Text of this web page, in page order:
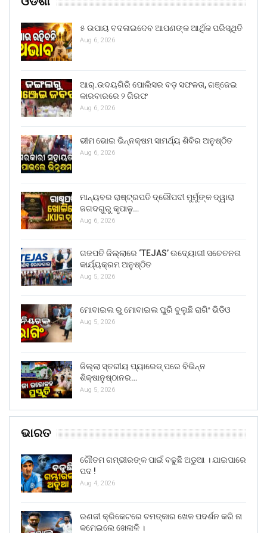
୫ ଉପାୟ ବଦଳାଇଦେବ ଆପଣଙ୍କ ଆର୍ଥିକ ପରିସ୍ଥିତି
Aug 6, 2026
ଆର୍.ଉଦୟଗିରି ପୋଲିସର ବଡ଼ ସଫଳତା, ଗଞ୍ଜେଇ
କାରବାରରେ ୨ ଗିରଫ
Aug 6, 2026
ଭୀମ ଭୋଇ ଭିନ୍ନକ୍ଷମ ସାମର୍ଥ୍ୟ ଶିବିର ଅନୁଷ୍ଠିତ
Aug 6, 2026
ମାନ୍ୟବର ରାଷ୍ଟ୍ରପତି ଦ୍ରୌପଦୀ ମୁର୍ମୁଙ୍କ ଦ୍ୱାରା
ଜଗଦଗୁରୁ କୃପାଳୁ…
Aug 6, 2026
ଗଜପତି ଜିଲ୍ଲାରେ ‘TEJAS’ ଉଦ୍ୟୋଗୀ ସଚେତନତା
କାର୍ଯ୍ୟକ୍ରମ ଅନୁଷ୍ଠିତ
Aug 5, 2026
ମୋବାଇଲ ରୁ ମୋବାଇଲ ଘୁରି ବୁଲୁଛି ରାଗିଂ ଭିଡିଓ
Aug 5, 2026
ଜିଲ୍ଲା ସ୍ତରୀୟ ପ୍ୟାରେଡ୍ ପରେ ବିଭିନ୍ନ
ଶିକ୍ଷାନୁଷ୍ଠାନର…
Aug 5, 2026
ଭାରତ
ଗୌତମ ଗମ୍ଭୀରଙ୍କ ପାଇଁ ବଢୁଛି ଅଡୁଆ । ଯାଇପାରେ
ପଦ !
Aug 4, 2026
ରଣଜୀ କ୍ରିକେଟରେ ଚମତ୍କାର ଖେଳ ପଦର୍ଶନ କରି ନା
କମେଇଲେ ଖେଳାଳି ।